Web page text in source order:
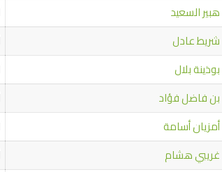
هبير السعيد
شريط عادل
بوذينة بلال
بن فاضل فؤاد
أمزيان أسامة
غريبي هشام